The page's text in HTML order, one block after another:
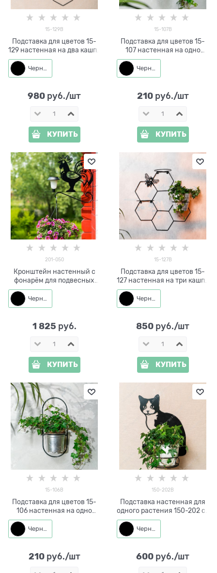
15-129B
Подставка для цветов 15-
129 настенная на два кашпо
d=14см
Черный
980 руб./шт
КУПИТЬ
15-107B
Подставка для цветов 15-
107 настенная на одно
кашпо d=11см
Черный
210 руб./шт
КУПИТЬ
201-050
Кронштейн настенный с
фонарём для подвесных
кашпо 201-050
Черный
1 825 руб.
КУПИТЬ
15-127B
Подставка для цветов 15-
127 настенная на три кашпо
d=14см
Черный
850 руб./шт
КУПИТЬ
15-106B
Подставка для цветов 15-
106 настенная на одно
кашпо d=11см
Черный
210 руб./шт
150-202B
Подставка настенная для
одного растения 150-202 со
съёмной корзиной d=14 см
Черный
600 руб./шт